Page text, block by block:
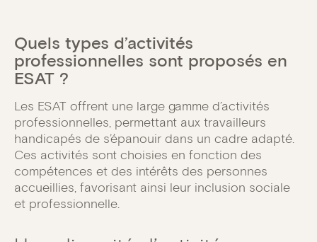
Quels types d’activités
professionnelles sont proposés en
ESAT ?
Les ESAT offrent une large gamme d’activités
professionnelles, permettant aux travailleurs
handicapés de s’épanouir dans un cadre adapté.
Ces activités sont choisies en fonction des
compétences et des intérêts des personnes
accueillies, favorisant ainsi leur inclusion sociale
et professionnelle.